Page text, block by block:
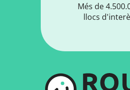
Més de
llocs